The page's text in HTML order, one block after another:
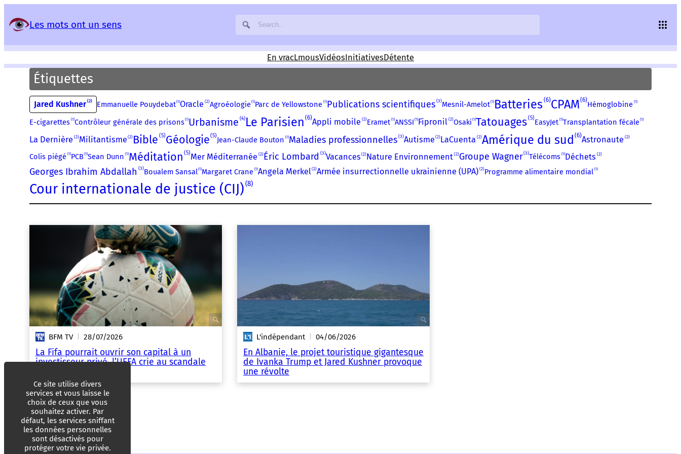
Les mots ont un sens
En vracLmousVidéosInitiativesDétente
Étiquettes
Jared Kushner 2 Emmanuelle Pouydebat 1 Oracle 2 Agroéologie 1 Parc de Yellowstone 1 Publications scientifiques 3 Mesnil-Amelot 1 Batteries 6 CPAM 6 Hémoglobine 1
E-cigarettes 1 Contrôleur générale des prisons 1 Urbanisme 4 Le Parisien 6 Appli mobile 2 Eramet 1 ANSSI 1 Fipronil 2 Osaki 1 Tatouages 5 EasyJet 1 Transplantation fécale 1
La Dernière 2 Militantisme 2 Bible 5 Géologie 5 Jean-Claude Bouton 1 Maladies professionnelles 3 Autisme 2 LaCuenta 2 Amérique du sud 6 Astronaute 2
Colis piégé 1 PCB 1 Sean Dunn 1 Méditation 5 Mer Méditerranée 2 Éric Lombard 3 Vacances 2 Nature Environnement 2 Groupe Wagner 3 Télécoms 1 Déchets 2
Georges Ibrahim Abdallah 3 Boualem Sansal 1 Margaret Crane 1 Angela Merkel 2 Armée insurrectionnelle ukrainienne (UPA) 2 Programme alimentaire mondial 1
Cour internationale de justice (CIJ) 8
BFM TV 28/07/2026
La Fifa pourrait ouvrir son capital à un
investisseur privé, l’UEFA crie au scandale
L'indépendant 04/06/2026
En Albanie, le projet touristique gigantesque
de Ivanka Trump et Jared Kushner provoque
une révolte
Panneau de gestion des services
Ce site utilise divers
services et vous laisse le
choix de ceux que vous
souhaitez activer. Par
défaut, les services sniffant
les données personnelles
sont désactivés pour
protéger votre vie privée.